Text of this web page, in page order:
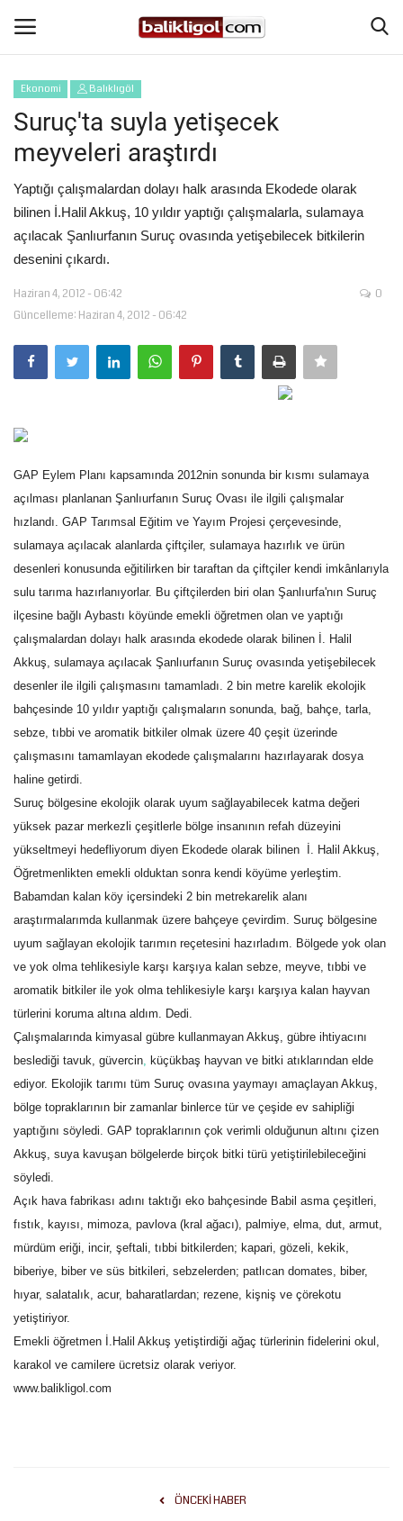
Giriş Yap
Anasayfa
Köşe Yazıları
Şanlıurfa
Eğitim
Magazin
Gündem
Tekno Bilim
Ekonomi
Galeriler
Siyaset
Künye
Yaşam
İletişim
Sağlık
Kültür Sanat
Ekonomi Balıklıgöl
Suruç'ta suyla yetişecek
meyveleri araştırdı
Yaptığı çalışmalardan dolayı halk arasında Ekodede olarak
bilinen İ.Halil Akkuş, 10 yıldır yaptığı çalışmalarla, sulamaya
açılacak Şanlıurfanın Suruç ovasında yetişebilecek bitkilerin
desenini çıkardı.
Haziran 4, 2012 - 06:42
Güncelleme: Haziran 4, 2012 - 06:42
0
GAP Eylem Planı kapsamında 2012nin sonunda bir kısmı sulamaya
açılması planlanan Şanlıurfanın Suruç Ovası ile ilgili çalışmalar
hızlandı. GAP Tarımsal Eğitim ve Yayım Projesi çerçevesinde,
sulamaya açılacak alanlarda çiftçiler, sulamaya hazırlık ve ürün
desenleri konusunda eğitilirken bir taraftan da çiftçiler kendi imkânlarıyla
sulu tarıma hazırlanıyorlar. Bu çiftçilerden biri olan Şanlıurfa'nın Suruç
ilçesine bağlı Aybastı köyünde emekli öğretmen olan ve yaptığı
çalışmalardan dolayı halk arasında ekodede olarak bilinen İ. Halil
Akkuş, sulamaya açılacak Şanlıurfanın Suruç ovasında yetişebilecek
desenler ile ilgili çalışmasını tamamladı. 2 bin metre karelik ekolojik
bahçesinde 10 yıldır yaptığı çalışmaların sonunda, bağ, bahçe, tarla,
sebze, tıbbi ve aromatik bitkiler olmak üzere 40 çeşit üzerinde
çalışmasını tamamlayan ekodede çalışmalarını hazırlayarak dosya
haline getirdi.
Suruç bölgesine ekolojik olarak uyum sağlayabilecek katma değeri
yüksek pazar merkezli çeşitlerle bölge insanının refah düzeyini
yükseltmeyi hedefliyorum diyen Ekodede olarak bilinen İ. Halil Akkuş,
Öğretmenlikten emekli olduktan sonra kendi köyüme yerleştim.
Babamdan kalan köy içersindeki 2 bin metrekarelik alanı
araştırmalarımda kullanmak üzere bahçeye çevirdim. Suruç bölgesine
uyum sağlayan ekolojik tarımın reçetesini hazırladım. Bölgede yok olan
ve yok olma tehlikesiyle karşı karşıya kalan sebze, meyve, tıbbi ve
aromatik bitkiler ile yok olma tehlikesiyle karşı karşıya kalan hayvan
türlerini koruma altına aldım. Dedi.
Çalışmalarında kimyasal gübre kullanmayan Akkuş, gübre ihtiyacını
beslediği tavuk, güvercin, küçükbaş hayvan ve bitki atıklarından elde
ediyor. Ekolojik tarımı tüm Suruç ovasına yaymayı amaçlayan Akkuş,
bölge topraklarının bir zamanlar binlerce tür ve çeşide ev sahipliği
yaptığını söyledi. GAP topraklarının çok verimli olduğunun altını çizen
Akkuş, suya kavuşan bölgelerde birçok bitki türü yetiştirilebileceğini
söyledi.
Açık hava fabrikası adını taktığı eko bahçesinde Babil asma çeşitleri,
fıstık, kayısı, mimoza, pavlova (kral ağacı), palmiye, elma, dut, armut,
mürdüm eriği, incir, şeftali, tıbbi bitkilerden; kapari, gözeli, kekik,
biberiye, biber ve süs bitkileri, sebzelerden; patlıcan domates, biber,
hıyar, salatalık, acur, baharatlardan; rezene, kişniş ve çörekotu
yetiştiriyor.
Emekli öğretmen İ.Halil Akkuş yetiştirdiği ağaç türlerinin fidelerini okul,
karakol ve camilere ücretsiz olarak veriyor.
www.balikligol.com
ÖNCEKI HABER